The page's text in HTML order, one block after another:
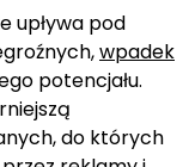
upływa pod
wpadek
potencjału.
do których